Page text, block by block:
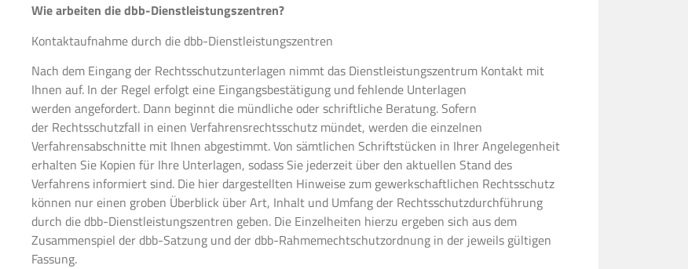
Wie arbeiten die dbb-Dienstleistungszentren?
Kontaktaufnahme durch die dbb-Dienstleistungszentren
Nach dem Eingang der Rechtsschutzunterlagen nimmt das Dienstleistungszentrum Kontakt mit
Ihnen auf. In der Regel erfolgt eine Eingangsbestätigung und fehlende Unterlagen
werden angefordert. Dann beginnt die mündliche oder schriftliche Beratung. Sofern
der Rechtsschutzfall in einen Verfahrensrechtsschutz mündet, werden die einzelnen
Verfahrensabschnitte mit Ihnen abgestimmt. Von sämtlichen Schriftstücken in Ihrer Angelegenheit
erhalten Sie Kopien für Ihre Unterlagen, sodass Sie jederzeit über den aktuellen Stand des
Verfahrens informiert sind. Die hier dargestellten Hinweise zum gewerkschaftlichen Rechtsschutz
können nur einen groben Überblick über Art, Inhalt und Umfang der Rechtsschutzdurchführung
durch die dbb-Dienstleistungszentren geben. Die Einzelheiten hierzu ergeben sich aus dem
Zusammenspiel der dbb-Satzung und der dbb-Rahmemechtschutzordnung in der jeweils gültigen
Fassung.